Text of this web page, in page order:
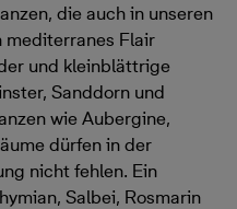
die auch in unseren
mediterranes Flair
und kleinblättrige
Sanddorn und
wie Aubergine,
dürfen in der
nicht fehlen. Ein
Salbei, Rosmarin